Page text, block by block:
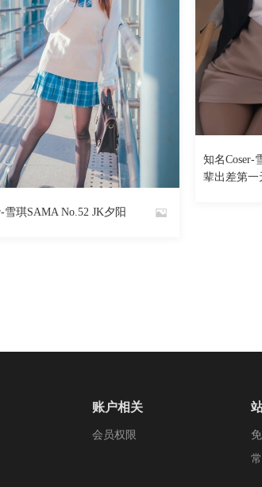
1401 阅读 0 回复
雪琪SAMA No.52 JK夕阳
By
知名Coser-
辈出差第一
账户相关
会员权限